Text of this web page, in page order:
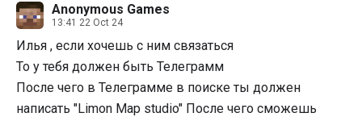
Anonymous Games
13:41 22 Oct 24
Илья , если хочешь с ним связаться
То у тебя должен быть Телеграмм
После чего в Телеграмме в поиске ты должен
написать "Limon Map studio" После чего сможешь